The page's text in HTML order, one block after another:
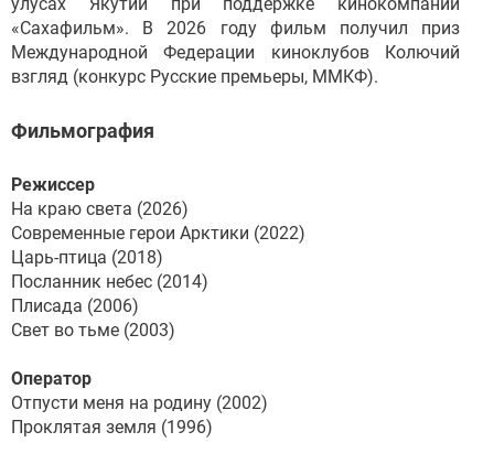
«Сахафильм». В 2026 году фильм получил приз
Международной Федерации киноклубов Колючий
взгляд (конкурс Русские премьеры, ММКФ).
Фильмография
Режиссер
На краю света (2026)
Современные герои Арктики (2022)
Царь-птица (2018)
Посланник небес (2014)
Плисада (2006)
Свет во тьме (2003)
Оператор
Отпусти меня на родину (2002)
Проклятая земля (1996)